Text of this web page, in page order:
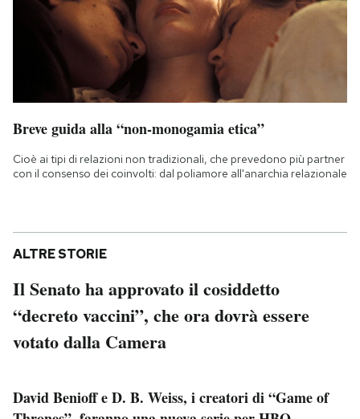
Breve guida alla “non-monogamia etica”
Cioè ai tipi di relazioni non tradizionali, che prevedono più partner
con il consenso dei coinvolti: dal poliamore all'anarchia relazionale
ALTRE STORIE
Il Senato ha approvato il cosiddetto
“decreto vaccini”, che ora dovrà essere
votato dalla Camera
David Benioff e D. B. Weiss, i creatori di “Game of